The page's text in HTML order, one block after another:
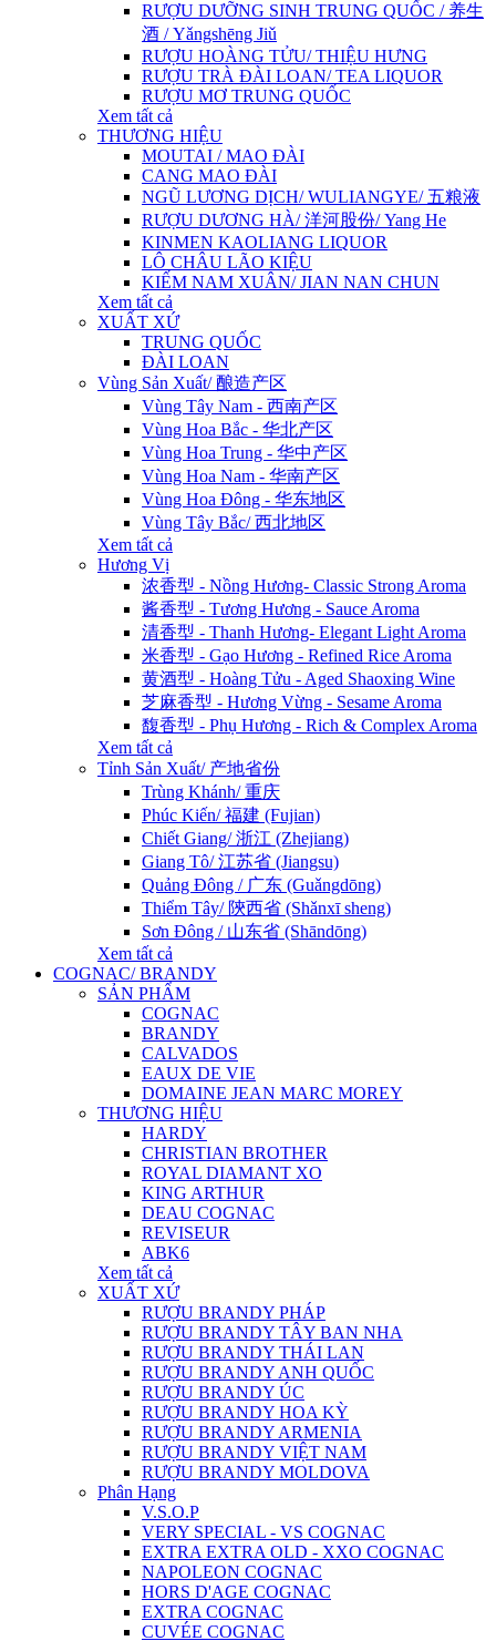
RƯỢU DƯỠNG SINH TRUNG QUỐC / 养生
酒 / Yǎngshēng Jiǔ
RƯỢU HOÀNG TỬU/ THIỆU HƯNG
RƯỢU TRÀ ĐÀI LOAN/ TEA LIQUOR
RƯỢU MƠ TRUNG QUỐC
Xem tất cả
THƯƠNG HIỆU
MOUTAI / MAO ĐÀI
CANG MAO ĐÀI
NGŨ LƯƠNG DỊCH/ WULIANGYE/ 五粮液
RƯỢU DƯƠNG HÀ/ 洋河股份/ Yang He
KINMEN KAOLIANG LIQUOR
LÔ CHÂU LÃO KIỆU
KIẾM NAM XUÂN/ JIAN NAN CHUN
Xem tất cả
XUẤT XỨ
TRUNG QUỐC
ĐÀI LOAN
Vùng Sản Xuất/ 酿造产区
Vùng Tây Nam - 西南产区
Vùng Hoa Bắc - 华北产区
Vùng Hoa Trung - 华中产区
Vùng Hoa Nam - 华南产区
Vùng Hoa Đông - 华东地区
Vùng Tây Bắc/ 西北地区
Xem tất cả
Hương Vị
浓香型 - Nồng Hương- Classic Strong Aroma
酱香型 - Tương Hương - Sauce Aroma
清香型 - Thanh Hương- Elegant Light Aroma
米香型 - Gạo Hương - Refined Rice Aroma
黄酒型 - Hoàng Tửu - Aged Shaoxing Wine
芝麻香型 - Hương Vừng - Sesame Aroma
馥香型 - Phụ Hương - Rich & Complex Aroma
Xem tất cả
Tỉnh Sản Xuất/ 产地省份
Trùng Khánh/ 重庆
Phúc Kiến/ 福建 (Fujian)
Chiết Giang/ 浙江 (Zhejiang)
Giang Tô/ 江苏省 (Jiangsu)
Quảng Đông / 广东 (Guǎngdōng)
Thiểm Tây/ 陝西省 (Shǎnxī sheng)
Sơn Đông / 山东省 (Shāndōng)
Xem tất cả
COGNAC/ BRANDY
SẢN PHẨM
COGNAC
BRANDY
CALVADOS
EAUX DE VIE
DOMAINE JEAN MARC MOREY
THƯƠNG HIỆU
HARDY
CHRISTIAN BROTHER
ROYAL DIAMANT XO
KING ARTHUR
DEAU COGNAC
REVISEUR
ABK6
Xem tất cả
XUẤT XỨ
RƯỢU BRANDY PHÁP
RƯỢU BRANDY TÂY BAN NHA
RƯỢU BRANDY THÁI LAN
RƯỢU BRANDY ANH QUỐC
RƯỢU BRANDY ÚC
RƯỢU BRANDY HOA KỲ
RƯỢU BRANDY ARMENIA
RƯỢU BRANDY VIỆT NAM
RƯỢU BRANDY MOLDOVA
Phân Hạng
V.S.O.P
VERY SPECIAL - VS COGNAC
EXTRA EXTRA OLD - XXO COGNAC
NAPOLEON COGNAC
HORS D'AGE COGNAC
EXTRA COGNAC
CUVÉE COGNAC